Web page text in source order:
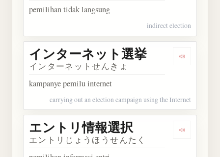
pemilihan tidak langsung
indirect election
Dengarkan
インターネット選挙
インターネットせんきょ
kampanye pemilu internet
carrying out an election campaign using the Internet
Dengarkan
エントリ情報選択
エントリじょうほうせんたく